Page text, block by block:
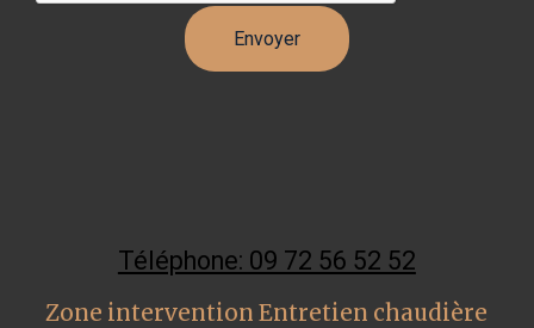
Téléphone: 09 72 56 52 52
Zone intervention Entretien chaudière